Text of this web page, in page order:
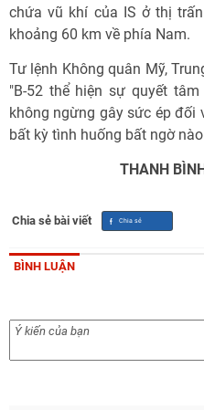
chứa vũ khí của IS ở thị
khoảng 60 km về phía Nam.
Tư lệnh Không quân Mỹ,
"B-52 thể hiện sự quyết
không ngừng gây sức ép đối
bất kỳ tình huống bất ngờ
THANH
Chia sẻ bài viết
BÌNH LUẬN